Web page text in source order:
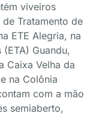
viveiros
Tratamento de
ETE Alegria, na
Guandu,
Caixa Velha da
na Colônia
com a mão
semiaberto,